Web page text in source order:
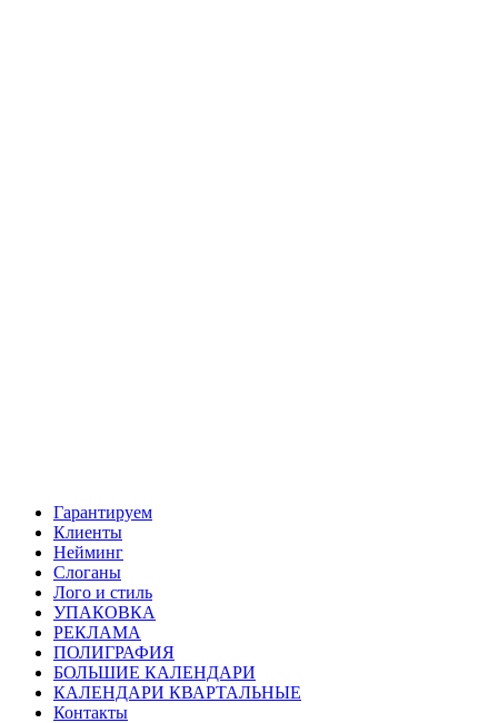
Гарантируем
Клиенты
Нейминг
Слоганы
Лого и стиль
УПАКОВКА
РЕКЛАМА
ПОЛИГРАФИЯ
БОЛЬШИЕ КАЛЕНДАРИ
КАЛЕНДАРИ КВАРТАЛЬНЫЕ
Контакты